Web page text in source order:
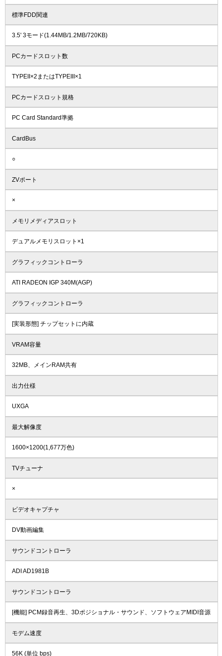
標準FDD関連
3.5' 3モード(1.44MB/1.2MB/720KB)
PCカードスロット数
TYPEII×2またはTYPEIII×1
PCカードスロット規格
PC Card Standard準拠
CardBus
○
ZVポート
×
メモリメディアスロット
デュアルメモリスロット×1
グラフィックコントローラ
ATI RADEON IGP 340M(AGP)
グラフィックコントローラ
[実装形態] チップセットに内蔵
VRAM容量
32MB、メインRAM共有
出力仕様
UXGA
最大解像度
1600×1200(1,677万色)
TVチューナ
×
ビデオキャプチャ
DV動画編集
サウンドコントローラ
ADI AD1981B
サウンドコントローラ
[機能] PCM録音再生、3Dポジショナル・サウンド、ソフトウェアMIDI音源
モデム速度
56K (単位 bps)